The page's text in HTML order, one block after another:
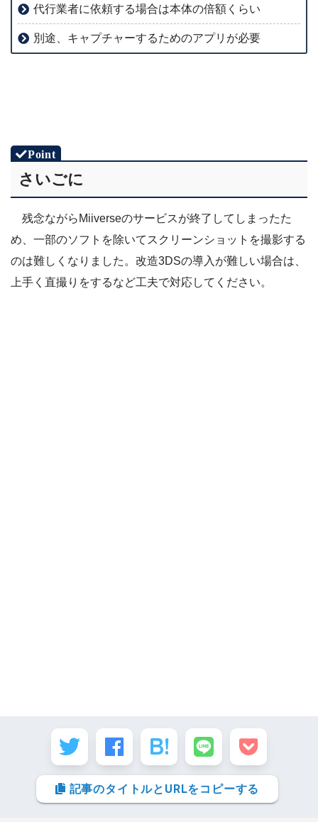
代行業者に依頼する場合は本体の倍額くらい
別途、キャプチャーするためのアプリが必要
さいごに
残念ながらMiiverseのサービスが終了してしまったた
め、一部のソフトを除いてスクリーンショットを撮影する
のは難しくなりました。改造3DSの導入が難しい場合は、
上手く直撮りをするなど工夫で対応してください。
記事のタイトルとURLをコピーする